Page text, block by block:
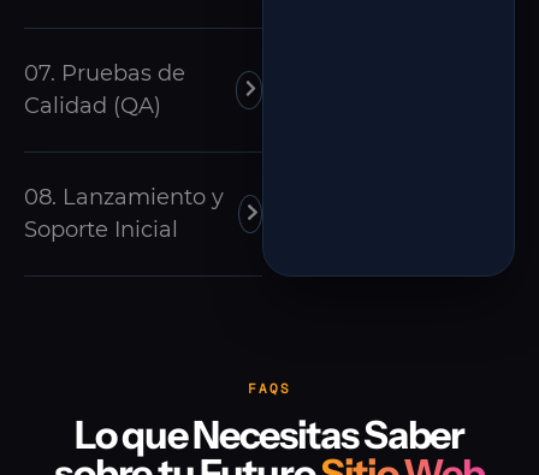
07. Pruebas de
Calidad (QA)
08. Lanzamiento y
Soporte Inicial
FAQS
Lo que Necesitas Saber